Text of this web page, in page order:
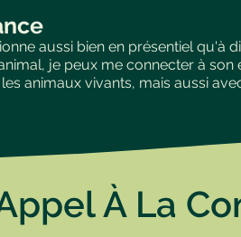
aussi bien en présentiel qu'à
je peux me connecter à
animaux vivants, mais aussi
À La